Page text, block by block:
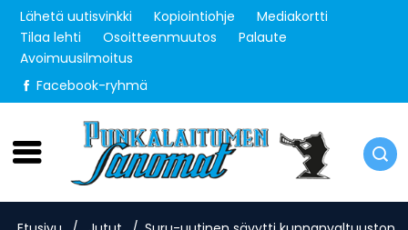
Lähetä uutisvinkki Kopiointiohje
Mediakortti
Tilaa lehti
Osoitteenmuutos
Palaute
Avoimuusilmoitus
Facebook-ryhmä
Torstai 6.8.2026